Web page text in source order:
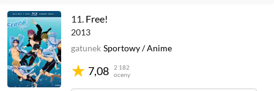
11. Free!
2013
7,08
2 182
oceny
gatunek Sportowy/Anime